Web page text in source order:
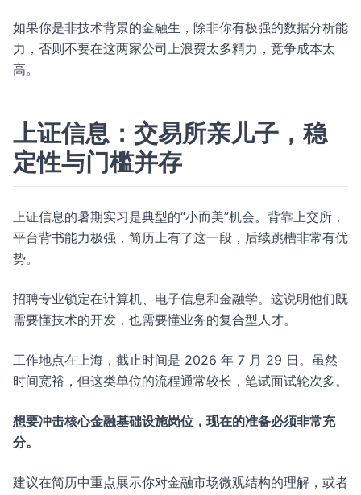
如果你是非技术背景的金融生，除非你有极强的数据分析能
力，否则不要在这两家公司上浪费太多精力，竞争成本太
高。
上证信息：交易所亲儿子，稳
定性与门槛并存
上证信息的暑期实习是典型的“小而美”机会。背靠上交所，
平台背书能力极强，简历上有了这一段，后续跳槽非常有优
势。
招聘专业锁定在计算机、电子信息和金融学。这说明他们既
需要懂技术的开发，也需要懂业务的复合型人才。
工作地点在上海，截止时间是 2026 年 7 月 29 日。虽然
时间宽裕，但这类单位的流程通常较长，笔试面试轮次多。
想要冲击核心金融基础设施岗位，现在的准备必须非常充
分。
建议在简历中重点展示你对金融市场微观结构的理解，或者